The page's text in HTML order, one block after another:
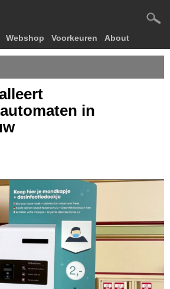
Webshop Voorkeuren About
in